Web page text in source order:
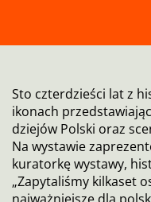
Sto czterdzieści lat z
ikonach
dziejów Polski oraz
Na wystawie
kuratorkę wystawy,
„Zapytaliśmy kilkaset